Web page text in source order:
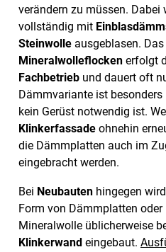
verändern zu müssen. Dabei
vollständig mit
Steinwolle ausgeblasen.
Mineralwolleflocken erfolgt
Fachbetrieb und dauert oft
Dämmvariante ist
kein Gerüst notwendig ist.
Klinkerfassade ohnehin
die Dämmplatten auch im
eingebracht werden.
Bei Neubauten hingegen
Form von Dämmplatten
Mineralwolle üblicherweise
Klinkerwand eingebaut.